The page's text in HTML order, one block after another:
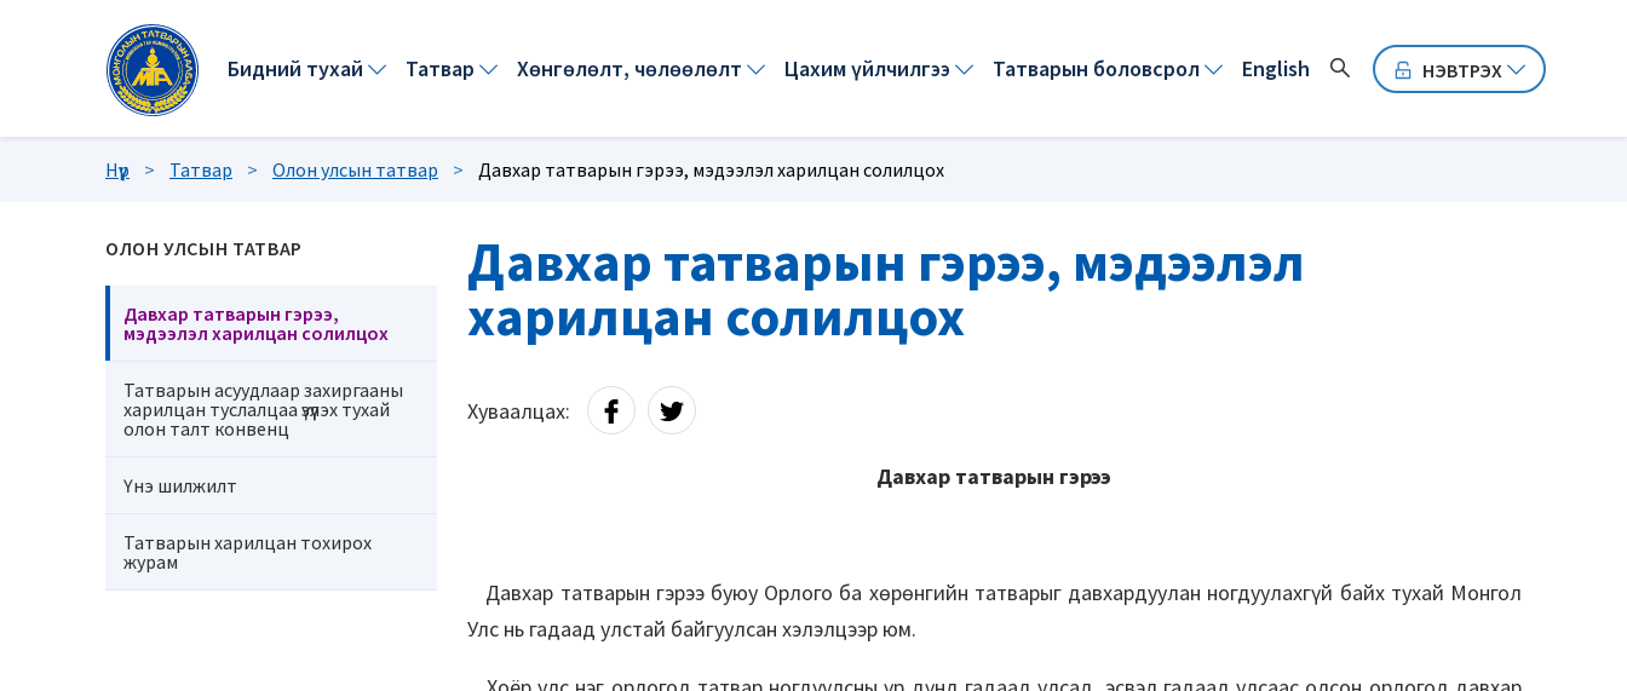
бидний тухай татвар хөнгөлөлт, чөлөөлөлт цахим үйлчилгээ татварын боловсрол english НЭВТРЭХ
Нүүр > Татвар > Олон улсын татвар > Давхар татварын гэрээ, мэдээлэл харилцан солилцох
ОЛОН УЛСЫН ТАТВАР
Давхар татварын гэрээ,
мэдээлэл харилцан солилцох
Татварын асуудлаар захиргааны
харилцан туслалцаа үзүүлэх тухай
олон талт конвенц
Үнэ шилжилт
Татварын харилцан тохирох
журам
Давхар татварын гэрээ, мэдээлэл
харилцан солилцох
Хуваалцах:
Давхар татварын гэрээ
Давхар татварын гэрээ буюу Орлого ба хөрөнгийн татварыг давхардуулан ногдуулахгүй байх тухай Монгол
Улс нь гадаад улстай байгуулсан хэлэлцээр юм.